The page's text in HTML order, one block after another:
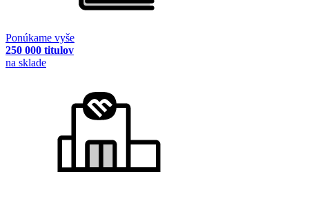
Ponúkame vyše
250 000 titulov
na sklade